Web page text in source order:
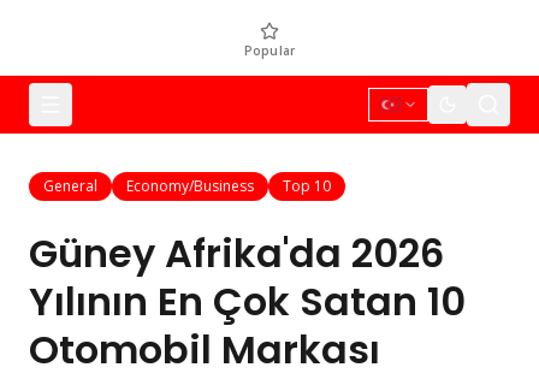
Popular
General Economy/Business Top 10
Güney Afrika'da 2026
Yılının En Çok Satan 10
Otomobil Markası